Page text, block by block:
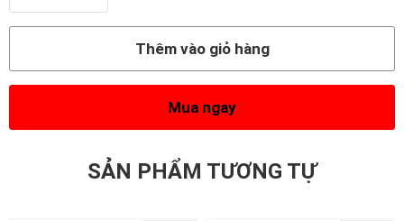
Thêm vào giỏ hàng
Mua ngay
SẢN PHẨM TƯƠNG TỰ